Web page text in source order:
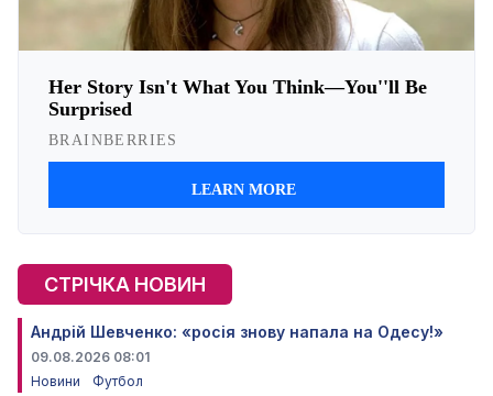
СТРІЧКА НОВИН
Андрій Шевченко: «росія знову напала на Одесу!»
09.08.2026 08:01
Новини
Футбол